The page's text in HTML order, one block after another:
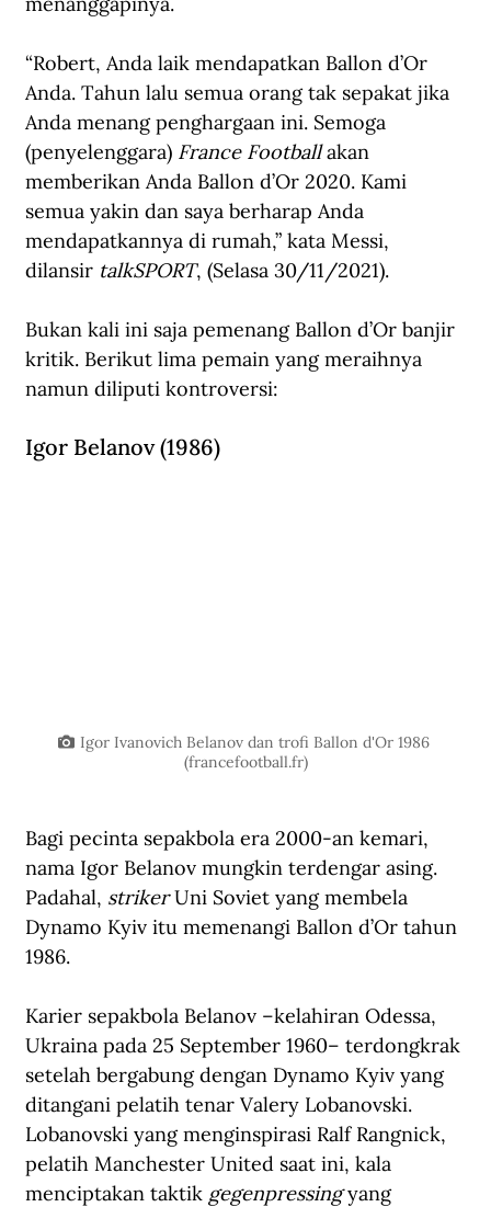
“Robert, Anda laik mendapatkan Ballon d’Or
Anda. Tahun lalu semua orang tak sepakat jika
Anda menang penghargaan ini. Semoga
(penyelenggara) France Football akan
memberikan Anda Ballon d’Or 2020. Kami
semua yakin dan saya berharap Anda
mendapatkannya di rumah,” kata Messi,
dilansir talkSPORT, (Selasa 30/11/2021).
Bukan kali ini saja pemenang Ballon d’Or banjir
kritik. Berikut lima pemain yang meraihnya
namun diliputi kontroversi:
Igor Belanov (1986)
Igor Ivanovich Belanov dan trofi Ballon d'Or 1986
(francefootball.fr)
Bagi pecinta sepakbola era 2000-an kemari,
nama Igor Belanov mungkin terdengar asing.
Padahal, striker Uni Soviet yang membela
Dynamo Kyiv itu memenangi Ballon d’Or tahun
1986.
Karier sepakbola Belanov –kelahiran Odessa,
Ukraina pada 25 September 1960– terdongkrak
setelah bergabung dengan Dynamo Kyiv yang
ditangani pelatih tenar Valery Lobanovski.
Lobanovski yang menginspirasi Ralf Rangnick,
pelatih Manchester United saat ini, kala
menciptakan taktik gegenpressing yang